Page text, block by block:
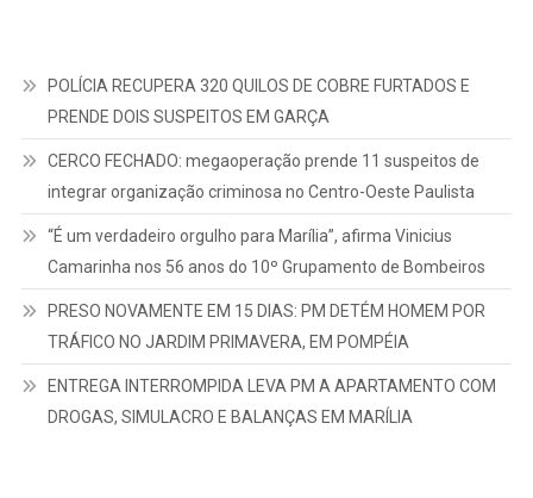
POLÍCIA RECUPERA 320 QUILOS DE COBRE FURTADOS E
PRENDE DOIS SUSPEITOS EM GARÇA
CERCO FECHADO: megaoperação prende 11 suspeitos de
integrar organização criminosa no Centro-Oeste Paulista
“É um verdadeiro orgulho para Marília”, afirma Vinicius
Camarinha nos 56 anos do 10º Grupamento de Bombeiros
PRESO NOVAMENTE EM 15 DIAS: PM DETÉM HOMEM POR
TRÁFICO NO JARDIM PRIMAVERA, EM POMPÉIA
ENTREGA INTERROMPIDA LEVA PM A APARTAMENTO COM
DROGAS, SIMULACRO E BALANÇAS EM MARÍLIA